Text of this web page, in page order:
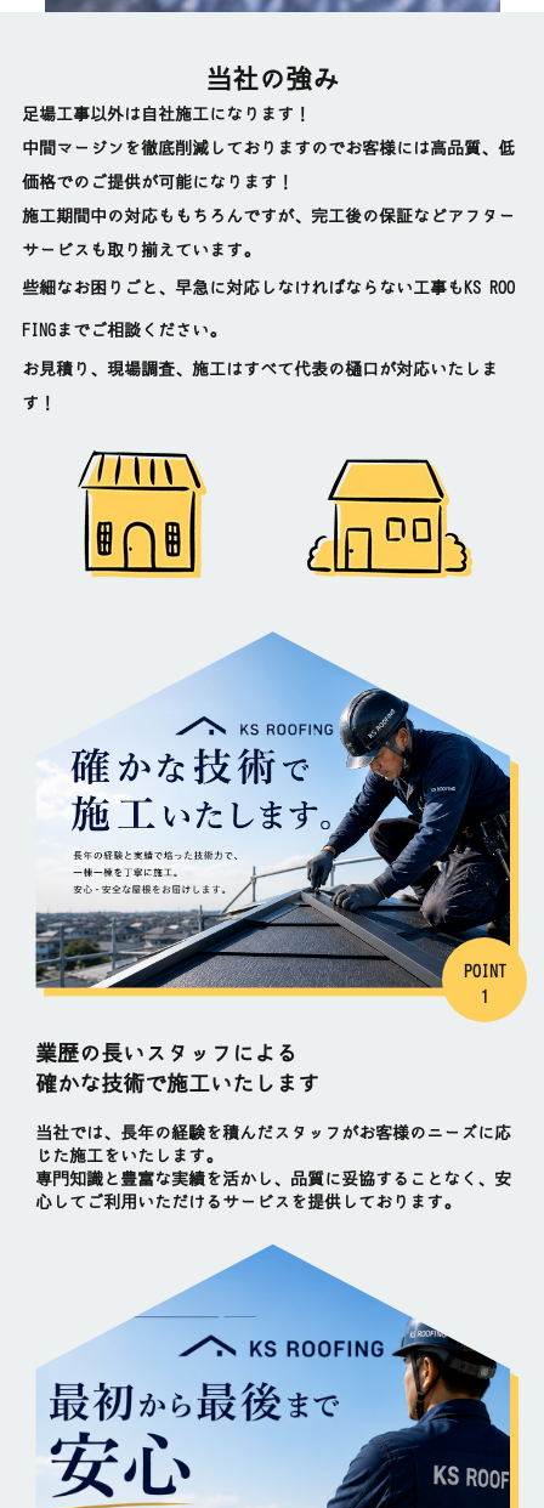
当社の強み
足場工事以外は自社施工になります！
中間マージンを徹底削減しておりますのでお客様には高品質、低
価格でのご提供が可能になります！
施工期間中の対応ももちろんですが、完工後の保証などアフター
サービスも取り揃えています。
些細なお困りごと、早急に対応しなければならない工事もKS ROO
FINGまでご相談ください。
お見積り、現場調査、施工はすべて代表の樋口が対応いたしま
す！
POINT
1
業歴の長いスタッフによる
確かな技術で施工いたします
当社では、長年の経験を積んだスタッフがお客様のニーズに応
じた施工をいたします。
専門知識と豊富な実績を活かし、品質に妥協することなく、安
心してご利用いただけるサービスを提供しております。